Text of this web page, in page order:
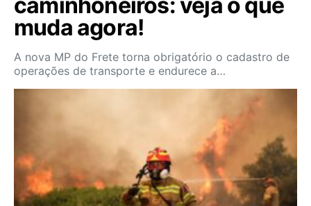
muda agora!
A nova MP do Frete torna obrigatório o cadastro de
operações de transporte e endurece a…